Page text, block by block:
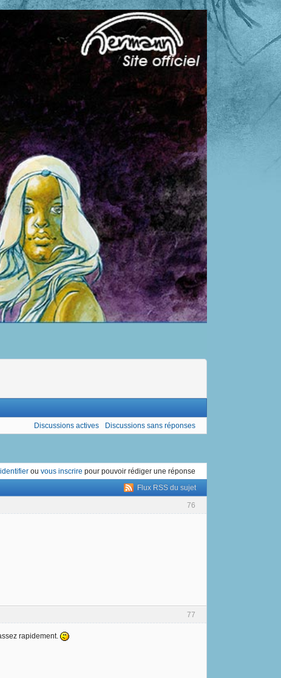
Discussions actives Discussions sans réponses
ou vous inscrire pour pouvoir rédiger une réponse
Flux RSS du sujet
76
77
rapidement.